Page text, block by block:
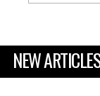
NEW ARTICLES